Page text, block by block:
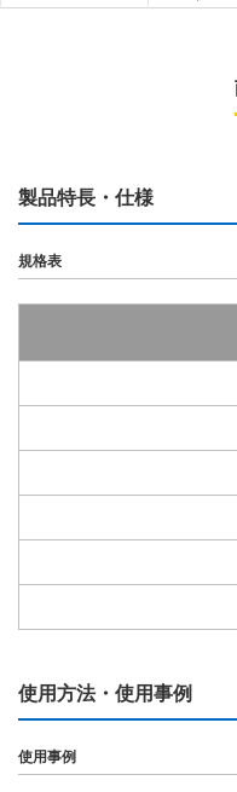
製品特長・仕様
規格表
使用方法・使用事例
使用事例